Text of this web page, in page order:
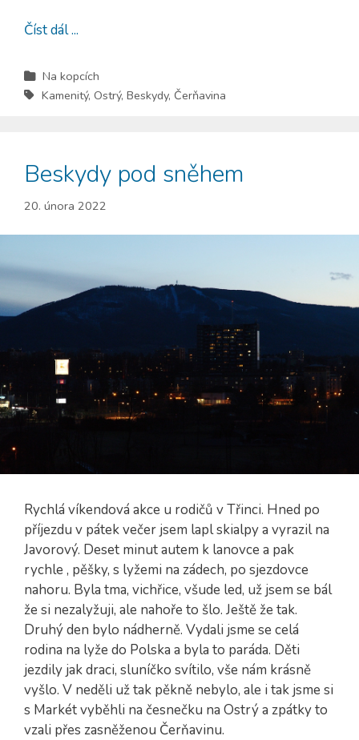
Číst dál ...
Na kopcích
Kamenitý, Ostrý, Beskydy, Čerňavina
Beskydy pod sněhem
20. února 2022
Rychlá víkendová akce u rodičů v Třinci. Hned po
příjezdu v pátek večer jsem lapl skialpy a vyrazil na
Javorový. Deset minut autem k lanovce a pak
rychle , pěšky, s lyžemi na zádech, po sjezdovce
nahoru. Byla tma, vichřice, všude led, už jsem se bál
že si nezalyžuji, ale nahoře to šlo. Ještě že tak.
Druhý den bylo nádherně. Vydali jsme se celá
rodina na lyže do Polska a byla to paráda. Děti
jezdily jak draci, sluníčko svítilo, vše nám krásně
vyšlo. V neděli už tak pěkně nebylo, ale i tak jsme si
s Markét vyběhli na česnečku na Ostrý a zpátky to
vzali přes zasněženou Čerňavinu.